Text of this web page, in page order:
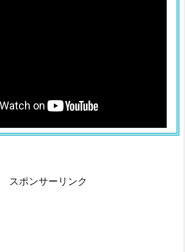
スポンサーリンク